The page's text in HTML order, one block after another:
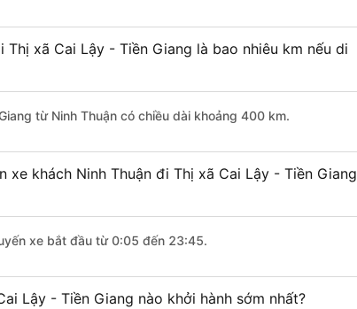
xã Cai Lậy - Tiền Giang là bao nhiêu km nếu di
từ Ninh Thuận có chiều dài khoảng 400 km.
xe khách Ninh Thuận đi Thị xã Cai Lậy - Tiền Giang
xe bắt đầu từ 0:05 đến 23:45.
Lậy - Tiền Giang nào khởi hành sớm nhất?